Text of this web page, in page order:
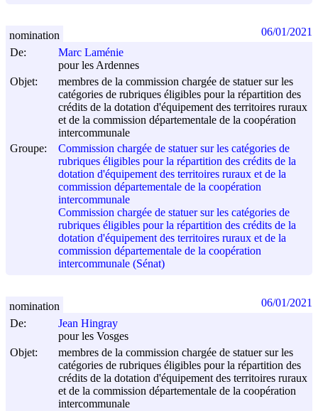
De:
Marc Laménie
pour les Ardennes
Objet:
membres de la commission chargée de statuer sur les
catégories de rubriques éligibles pour la répartition des
crédits de la dotation d'équipement des territoires ruraux
et de la commission départementale de la coopération
intercommunale
Groupe:
Commission chargée de statuer sur les catégories de
rubriques éligibles pour la répartition des crédits de la
dotation d'équipement des territoires ruraux et de la
commission départementale de la coopération
intercommunale
Commission chargée de statuer sur les catégories de
rubriques éligibles pour la répartition des crédits de la
dotation d'équipement des territoires ruraux et de la
commission départementale de la coopération
intercommunale (Sénat)
nomination 06/01/2021
De:
Jean Hingray
pour les Vosges
Objet:
membres de la commission chargée de statuer sur les
catégories de rubriques éligibles pour la répartition des
crédits de la dotation d'équipement des territoires ruraux
et de la commission départementale de la coopération
intercommunale
nomination 06/01/2021